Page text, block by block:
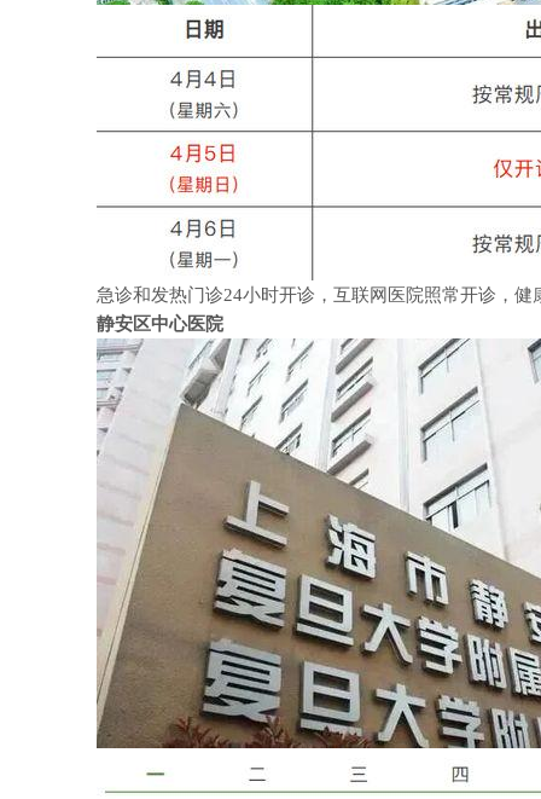
急诊和发热门诊24小时开诊，互联网医院照常开诊，
静安区中心医院